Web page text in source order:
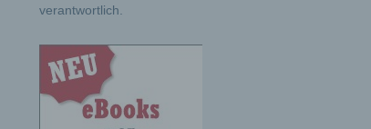
verantwortlich.